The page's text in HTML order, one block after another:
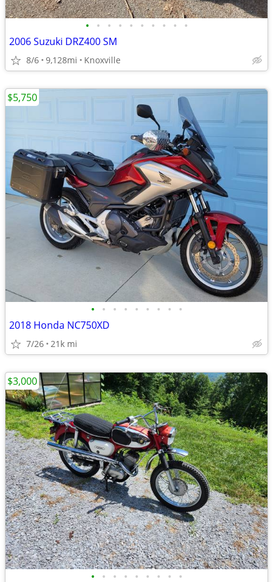
• • • • • • • • • •
2006 Suzuki DRZ400 SM
8/6 9,128mi Knoxville
• • • • • • • • •
2018 Honda NC750XD
7/26 21k mi
$5,750
• • • • • • • • •
$3,000